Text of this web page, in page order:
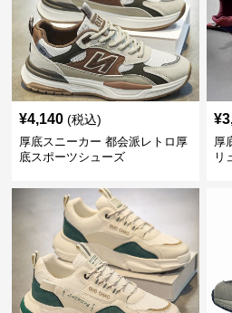
¥4,140 (税込)
厚底スニーカー 都会派レトロ厚
底スポーツシューズ
¥
厚
リ